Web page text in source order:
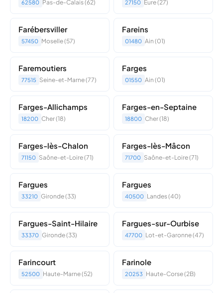
62580 Pas-de-Calais (62) 27150 Eure (27)
Farébersviller
57450 Moselle (57)
Fareins
01480 Ain (01)
Faremoutiers
77515 Seine-et-Marne (77)
Farges
01550 Ain (01)
Farges-Allichamps
18200 Cher (18)
Farges-en-Septaine
18800 Cher (18)
Farges-lès-Chalon
71150 Saône-et-Loire (71)
Farges-lès-Mâcon
71700 Saône-et-Loire (71)
Fargues
33210 Gironde (33)
Fargues
40500 Landes (40)
Fargues-Saint-Hilaire
33370 Gironde (33)
Fargues-sur-Ourbise
47700 Lot-et-Garonne (47)
Farincourt
52500 Haute-Marne (52)
Farinole
20253 Haute-Corse (2B)